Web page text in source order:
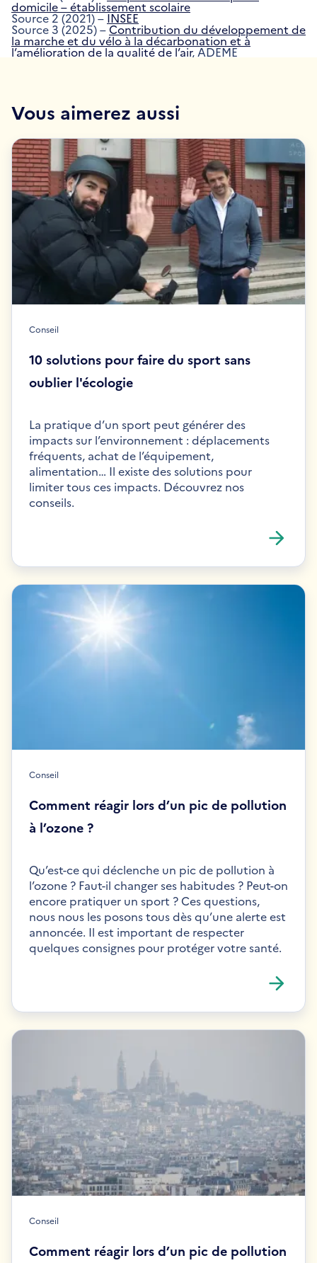
domicile – établissement scolaire
Source 2 (2021) –INSEE
Source 3 (2025) –Contribution du développement de
la marche et du vélo à la décarbonation et à
l’amélioration de la qualité de l’air, ADEME
Vous aimerez aussi
Conseil
10 solutions pour faire du sport sans
oublier l'écologie
La pratique d’un sport peut générer des
impacts sur l’environnement : déplacements
fréquents, achat de l’équipement,
alimentation… Il existe des solutions pour
limiter tous ces impacts. Découvrez nos
conseils.
Conseil
Comment réagir lors d’un pic de pollution
à l’ozone ?
Qu’est-ce qui déclenche un pic de pollution à
l’ozone ? Faut-il changer ses habitudes ? Peut-on
encore pratiquer un sport ? Ces questions,
nous nous les posons tous dès qu’une alerte est
annoncée. Il est important de respecter
quelques consignes pour protéger votre santé.
Conseil
Comment réagir lors d’un pic de pollution